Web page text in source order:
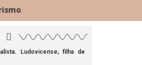
Ludovicense, filha de